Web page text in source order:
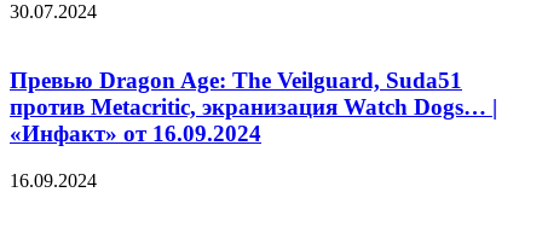
30.07.2024
Превью Dragon Age: The Veilguard, Suda51
против Metacritic, экранизация Watch Dogs… |
«Инфакт» от 16.09.2024
16.09.2024